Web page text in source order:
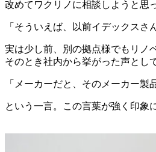
改めてワクリノに相談しようと思
「そういえば、以前イデックスさ
実は少し前、別の拠点様でもリノ
そのとき社内から挙がった声とし
「メーカーだと、そのメーカー
という一言。この言葉が強く印象